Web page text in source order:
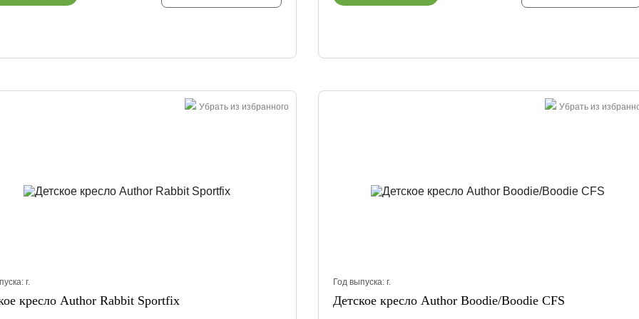
Убрать из избранного
г.
кресло Author Rabbit Sportfix
Убрать из
Год выпуска: г.
Детское кресло Author Boodie/Boodie CFS